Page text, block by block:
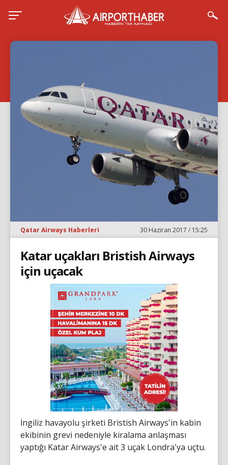
Qatar Airways Haberleri 30 Haziran 2017 / 15:25
Katar uçakları Bristish Airways
için uçacak
İngiliz havayolu şirketi Bristish Airways'in kabin
ekibinin grevi nedeniyle kiralama anlaşması
yaptığı Katar Airways'e ait 3 uçak Londra'ya uçtu.